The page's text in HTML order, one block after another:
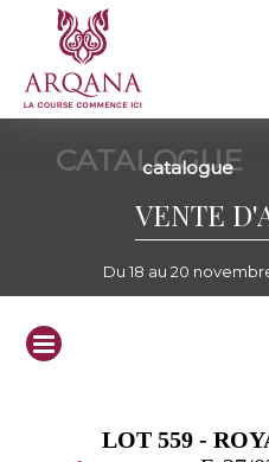
CATALOGUE
catalogue
VENTE
Du 18 au 20
LOT 559 -